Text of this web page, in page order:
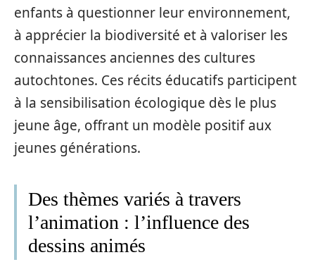
enfants à questionner leur environnement,
à apprécier la biodiversité et à valoriser les
connaissances anciennes des cultures
autochtones. Ces récits éducatifs participent
à la sensibilisation écologique dès le plus
jeune âge, offrant un modèle positif aux
jeunes générations.
Des thèmes variés à travers
l’animation : l’influence des
dessins animés